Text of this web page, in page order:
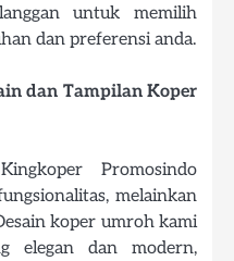
untuk memilih
dan preferensi anda.
dan Tampilan Koper
Promosindo
melainkan
koper umroh kami
elegan dan modern,